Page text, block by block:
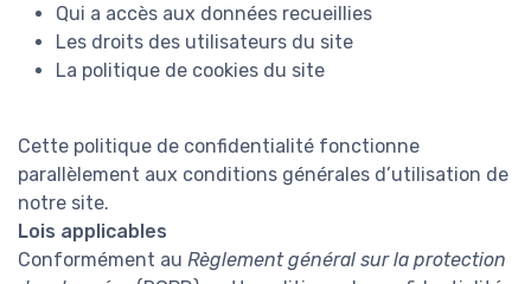
Qui a accès aux données recueillies
Les droits des utilisateurs du site
La politique de cookies du site
Cette politique de confidentialité fonctionne
parallèlement aux conditions générales d’utilisation de
notre site.
Lois applicables
Conformément au Règlement général sur la protection